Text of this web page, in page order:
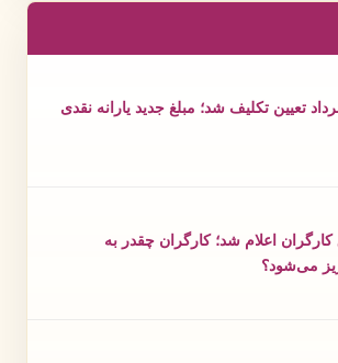
تعیین تکلیف شد؛ مبلغ جدید یارانه نقدی
اعلام شد؛ کارگران چقدر به
می‌شود؟